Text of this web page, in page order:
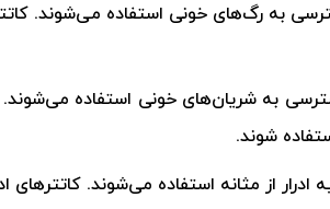
به رگ‌های خونی استفاده می‌شوند.
به شریان‌های خونی استفاده
شوند.
ادرار از مثانه استفاده می‌شوند.